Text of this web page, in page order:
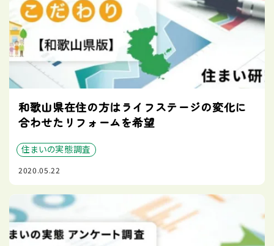
和歌山県在住の方はライフステージの変化に
合わせたリフォームを希望
住まいの実態調査
2020.05.22